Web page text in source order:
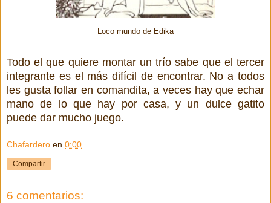
Loco mundo de Edika
Todo el que quiere montar un trío sabe que el tercer
integrante es el más difícil de encontrar. No a todos
les gusta follar en comandita, a veces hay que echar
mano de lo que hay por casa, y un dulce gatito
puede dar mucho juego.
Chafardero en 0:00
Compartir
6 comentarios: